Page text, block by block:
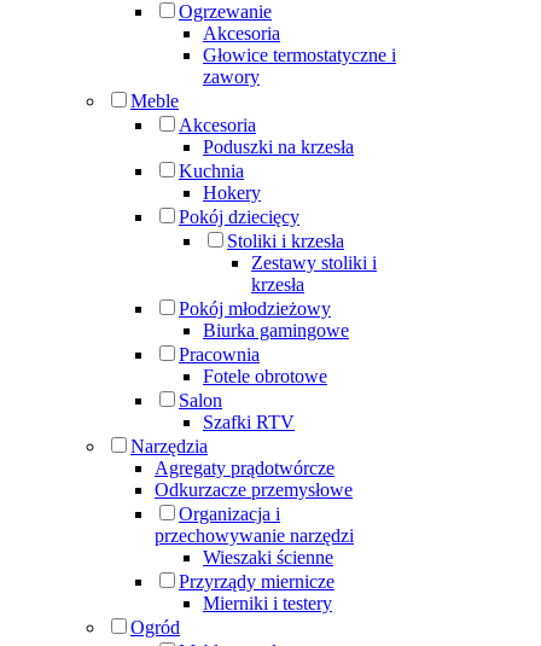
Ogrzewanie
Akcesoria
Głowice termostatyczne i
zawory
Meble
Akcesoria
Poduszki na krzesła
Kuchnia
Hokery
Pokój dziecięcy
Stoliki i krzesła
Zestawy stoliki i
krzesła
Pokój młodzieżowy
Biurka gamingowe
Pracownia
Fotele obrotowe
Salon
Szafki RTV
Narzędzia
Agregaty prądotwórcze
Odkurzacze przemysłowe
Organizacja i
przechowywanie narzędzi
Wieszaki ścienne
Przyrządy miernicze
Mierniki i testery
Ogród